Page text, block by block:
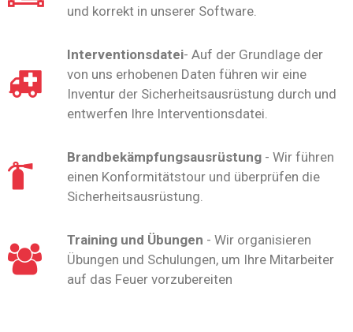
und korrekt in unserer Software.
Interventionsdatei- Auf der Grundlage der
von uns erhobenen Daten führen wir eine
Inventur der Sicherheitsausrüstung durch und
entwerfen Ihre Interventionsdatei.
Brandbekämpfungsausrüstung - Wir führen
einen Konformitätstour und überprüfen die
Sicherheitsausrüstung.
Training und Übungen - Wir organisieren
Übungen und Schulungen, um Ihre Mitarbeiter
auf das Feuer vorzubereiten